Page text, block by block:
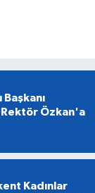
Başkanı
Rektör Özkan'a
Kadınlar